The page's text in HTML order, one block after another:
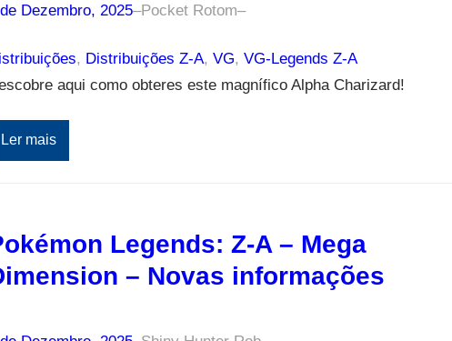
Dezembro, 2025–Pocket Rotom–
, Distribuições Z-A, VG, VG-Legends Z-A
aqui como obteres este magnífico Alpha Charizard!
Ler mais
Legends: Z-A – Mega
– Novas informações